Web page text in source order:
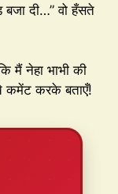
दी…” वो हँसते
मैं नेहा भाभी की
कमेंट करके बताएँ!